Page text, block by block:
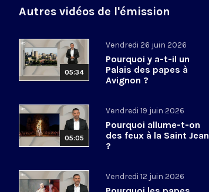
Autres vidéos de l'émission
05:34
Vendredi 26 juin 2026
Pourquoi y a-t-il un
Palais des papes à
Avignon ?
05:05
Vendredi 19 juin 2026
Pourquoi allume-t-on
des feux à la Saint Jean
?
Vendredi 12 juin 2026